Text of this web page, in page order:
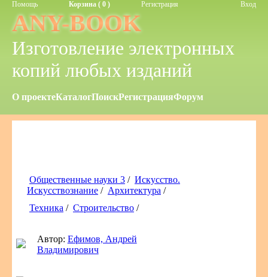
Помощь Корзина ( 0 ) Регистрация Вход
ANY-BOOK
Изготовление электронных
копий любых изданий
О проектеКаталогПоискРегистрацияФорум
Общественные науки 3 / Искусство.
Искусствознание / Архитектура /
Техника / Строительство /
Автор: Ефимов, Андрей
Владимирович